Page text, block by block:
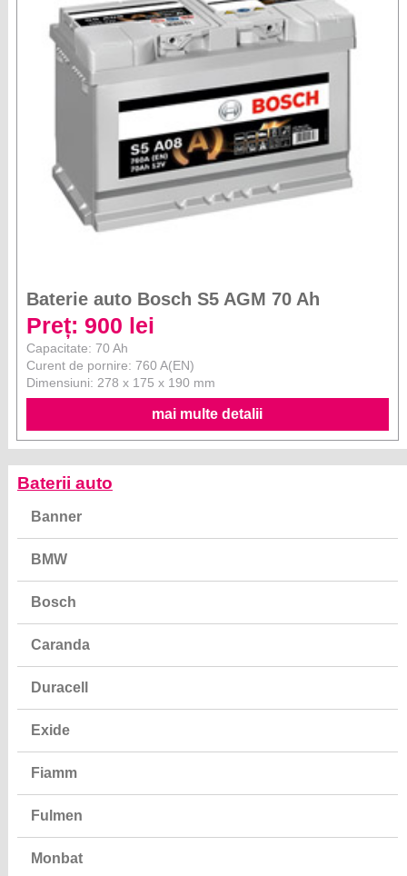
Baterie auto Bosch S5 AGM 70 Ah
Preț: 900 lei
Capacitate: 70 Ah
Curent de pornire: 760 A(EN)
Dimensiuni: 278 x 175 x 190 mm
mai multe detalii
Baterii auto
Banner
BMW
Bosch
Caranda
Duracell
Exide
Fiamm
Fulmen
Monbat